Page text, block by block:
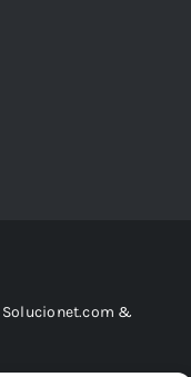
Solucionet.com &